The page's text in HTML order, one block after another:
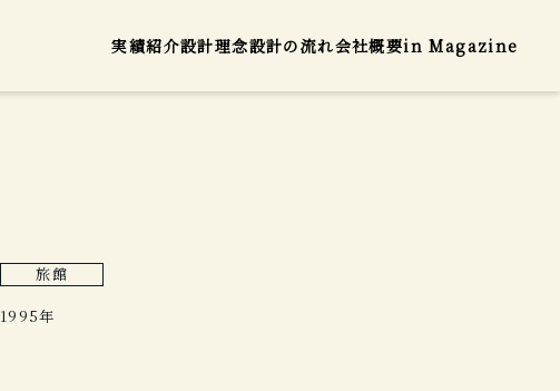
実績紹介設計理念設計の流れ会社概要in Magazine
旅館
1995年